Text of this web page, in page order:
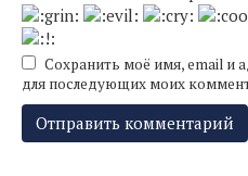
Сохранить моё имя, email и
для последующих моих